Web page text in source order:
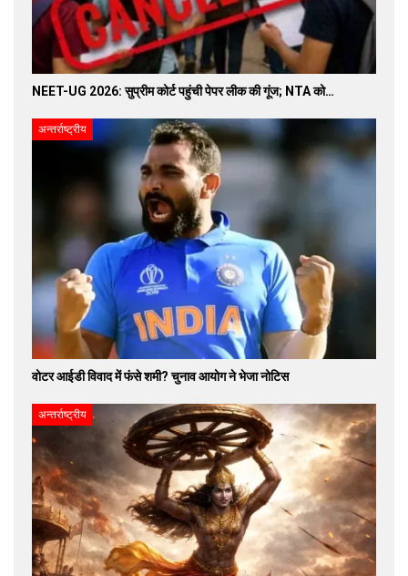
NEET-UG 2026: सुप्रीम कोर्ट पहुंची पेपर लीक की गूंज; NTA को…
अन्तर्राष्ट्रीय
वोटर आईडी विवाद में फंसे शमी? चुनाव आयोग ने भेजा नोटिस
अन्तर्राष्ट्रीय